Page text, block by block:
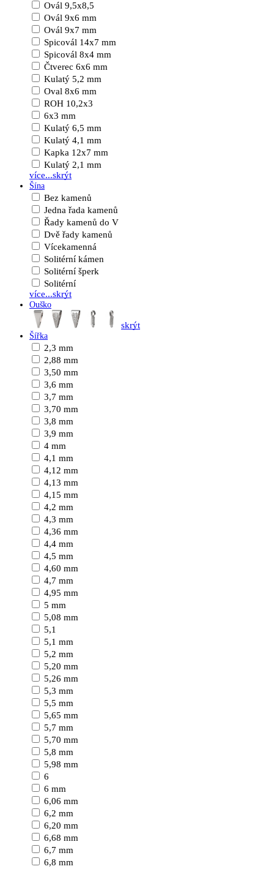
Ovál 9,5x8,5
Ovál 9x6 mm
Ovál 9x7 mm
Spicovál 14x7 mm
Spicovál 8x4 mm
Čtverec 6x6 mm
Kulatý 5,2 mm
Oval 8x6 mm
ROH 10,2x3
6x3 mm
Kulatý 6,5 mm
Kulatý 4,1 mm
Kapka 12x7 mm
Kulatý 2,1 mm
více...skrýt
Šína
Bez kamenů
Jedna řada kamenů
Řady kamenů do V
Dvě řady kamenů
Vícekamenná
Solitérní kámen
Solitérní šperk
Solitérní
více...skrýt
Ouško
skrýt
Šířka
2,3 mm
2,88 mm
3,50 mm
3,6 mm
3,7 mm
3,70 mm
3,8 mm
3,9 mm
4 mm
4,1 mm
4,12 mm
4,13 mm
4,15 mm
4,2 mm
4,3 mm
4,36 mm
4,4 mm
4,5 mm
4,60 mm
4,7 mm
4,95 mm
5 mm
5,08 mm
5,1
5,1 mm
5,2 mm
5,20 mm
5,26 mm
5,3 mm
5,5 mm
5,65 mm
5,7 mm
5,70 mm
5,8 mm
5,98 mm
6
6 mm
6,06 mm
6,2 mm
6,20 mm
6,68 mm
6,7 mm
6,8 mm